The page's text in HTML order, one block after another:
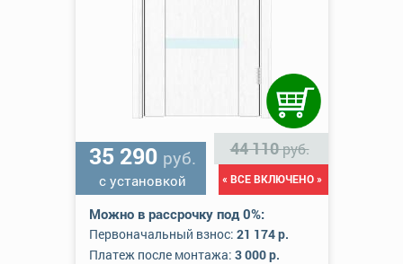
35 290 руб.
с установкой
44 110руб.
« ВСЕ ВКЛЮЧЕНО »
Можно в рассрочку под 0%:
Первоначальный взнос: 21 174 р.
Платеж после монтажа: 3 000 р.